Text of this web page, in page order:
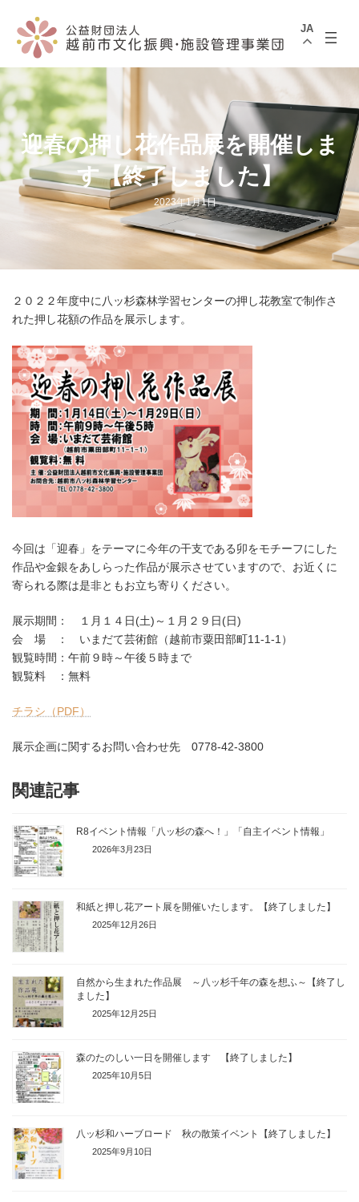
へ
ス
キ
ッ
プ
ョ
ン
に
移
動
JA
迎春の押し花作品展を開催しま
す【終了しました】
2023年1月1日
２０２２年度中に八ッ杉森林学習センターの押し花教室で制作さ
れた押し花額の作品を展示します。
今回は「迎春」をテーマに今年の干支である卯をモチーフにした
作品や金銀をあしらった作品が展示させていますので、お近くに
寄られる際は是非ともお立ち寄りください。
展示期間： １月１４日(土)～１月２９日(日)
会 場 ： いまだて芸術館（越前市粟田部町11-1-1）
観覧時間：午前９時～午後５時まで
観覧料 ：無料
チラシ（PDF）
展示企画に関するお問い合わせ先 0778-42-3800
関連記事
R8イベント情報「八ッ杉の森へ！」「自主イベント情報」
2026年3月23日
和紙と押し花アート展を開催いたします。【終了しました】
2025年12月26日
自然から生まれた作品展 ～八ッ杉千年の森を想ふ～【終了し
ました】
2025年12月25日
森のたのしい一日を開催します 【終了しました】
2025年10月5日
八ッ杉和ハーブロード 秋の散策イベント【終了しました】
2025年9月10日